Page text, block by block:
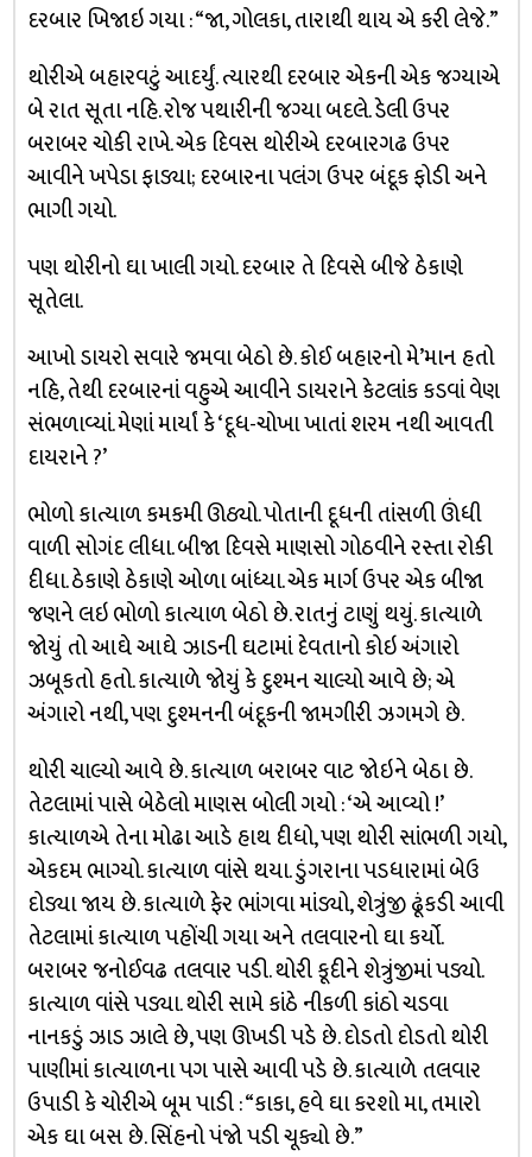
દરબાર ખિજાઇ ગયા : “જા, ગોલકા, તારાથી થાય એ કરી લેજે.”
થોરીએ બહારવટું આદર્યું. ત્યારથી દરબાર એકની એક જગ્યાએ
બે રાત સૂતા નહિ. રોજ પથારીની જગ્યા બદલે. ડેલી ઉપર
બરાબર ચોકી રાખે. એક દિવસ થોરીએ દરબારગઢ ઉપર
આવીને ખપેડા ફાડ્યા; દરબારના પલંગ ઉપર બંદૂક ફોડી અને
ભાગી ગયો.
પણ થોરીનો ઘા ખાલી ગયો. દરબાર તે દિવસે બીજે ઠેકાણે
સૂતેલા.
આખો ડાયરો સવારે જમવા બેઠો છે. કોઈ બહારનો મે’માન હતો
નહિ, તેથી દરબારનાં વહુએ આવીને ડાયરાને કેટલાંક કડવાં વેણ
સંભળાવ્યાં. મેણાં માર્યાં કે ‘દૂધ-ચોખા ખાતાં શરમ નથી આવતી
દાયરાને ?’
ભોળો કાત્યાળ કમકમી ઊઠ્યો. પોતાની દૂધની તાંસળી ઊંધી
વાળી સોગંદ લીધા. બીજા દિવસે માણસો ગોઠવીને રસ્તા રોકી
દીધા. ઠેકાણે ઠેકાણે ઓળા બાંધ્યા. એક માર્ગ ઉપર એક બીજા
જણને લઇ ભોળો કાત્યાળ બેઠો છે. રાતનું ટાણું થયું. કાત્યાળે
જોયું તો આઘે આઘે ઝાડની ઘટામાં દેવતાનો કોઇ અંગારો
ઝબૂકતો હતો. કાત્યાળે જોયું કે દુશ્મન ચાલ્યો આવે છે; એ
અંગારો નથી, પણ દુશ્મનની બંદૂકની જામગીરી ઝગમગે છે.
થોરી ચાલ્યો આવે છે. કાત્યાળ બરાબર વાટ જોઇને બેઠા છે.
તેટલામાં પાસે બેઠેલો માણસ બોલી ગયો : ‘એ આવ્યો !’
કાત્યાળએ તેના મોઢા આડે હાથ દીધો, પણ થોરી સાંભળી ગયો,
એકદમ ભાગ્યો. કાત્યાળ વાંસે થયા. ડુંગરાના પડધારામાં બેઉ
દોડ્યા જાય છે. કાત્યાળે ફેર ભાંગવા માંડ્યો, શેત્રુંજી ઢૂંકડી આવી
તેટલામાં કાત્યાળ પહોંચી ગયા અને તલવારનો ઘા કર્યો.
બરાબર જનોઈવઢ તલવાર પડી. થોરી કૂદીને શેત્રુંજીમાં પડ્યો.
કાત્યાળ વાંસે પડ્યા. થોરી સામે કાંઠે નીકળી કાંઠો ચડવા
નાનકડું ઝાડ ઝાલે છે, પણ ઊખડી પડે છે. દોડતો દોડતો થોરી
પાણીમાં કાત્યાળના પગ પાસે આવી પડે છે. કાત્યાળે તલવાર
ઉપાડી કે ચોરીએ બૂમ પાડી : “કાકા, હવે ઘા કરશો મા, તમારો
એક ઘા બસ છે. સિંહનો પંજો પડી ચૂક્યો છે.”